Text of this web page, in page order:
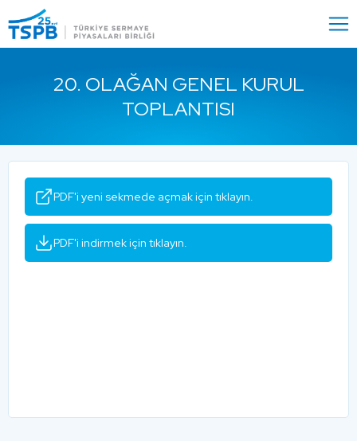
Close
20. OLAĞAN GENEL KURUL
TOPLANTISI
PDF'i yeni sekmede açmak için tıklayın.
PDF'i indirmek için tıklayın.